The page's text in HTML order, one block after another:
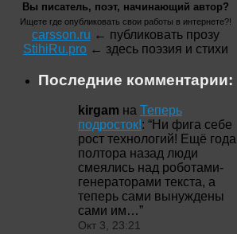
Вы писатель, поэт, начинающий автор?
Ищете где опубликовать свои работы в интернете?!
carsson.ru ← публиковать прозу
StihiRu.pro ← здесь поэзия и стихи
Последние комментарии:
kirgam на Теперь
подросток!: “Ни фига себе
рост технологий! Ещё года
полтора назад люди
смеялись над роботами-
генераторами текста, а
теперь сами вынуждены
сами им…”
Окт 3, 23:21